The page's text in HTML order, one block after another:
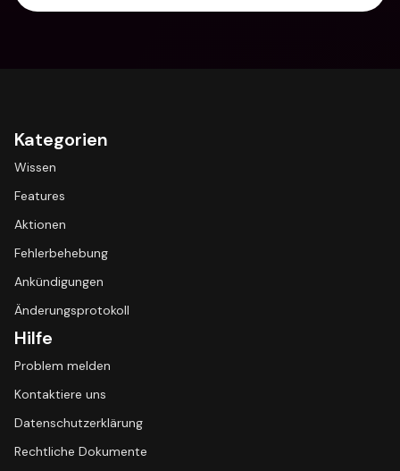
Kategorien
Wissen
Features
Aktionen
Fehlerbehebung
Ankündigungen
Änderungsprotokoll
Hilfe
Problem melden
Kontaktiere uns
Datenschutzerklärung
Rechtliche Dokumente